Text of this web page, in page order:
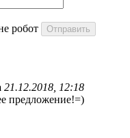
робот
21.12.2018, 12:18
предложение!=)